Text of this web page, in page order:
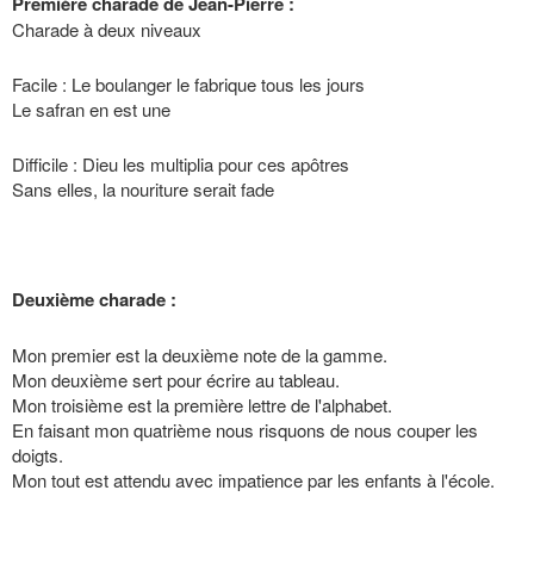
Charade à deux niveaux
Facile : Le boulanger le fabrique tous les jours
Le safran en est une
Difficile : Dieu les multiplia pour ces apôtres
Sans elles, la nouriture serait fade
Deuxième charade :
Mon premier est la deuxième note de la gamme.
Mon deuxième sert pour écrire au tableau.
Mon troisième est la première lettre de l'alphabet.
En faisant mon quatrième nous risquons de nous couper les
doigts.
Mon tout est attendu avec impatience par les enfants à l'école.